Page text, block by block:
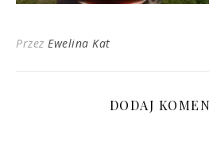
Przez Ewelina Kat
DODAJ